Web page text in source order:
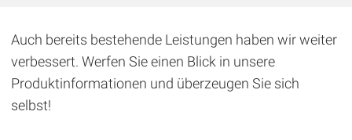
Auch bereits bestehende Leistungen haben wir weiter
verbessert. Werfen Sie einen Blick in unsere
Produktinformationen und überzeugen Sie sich
selbst!